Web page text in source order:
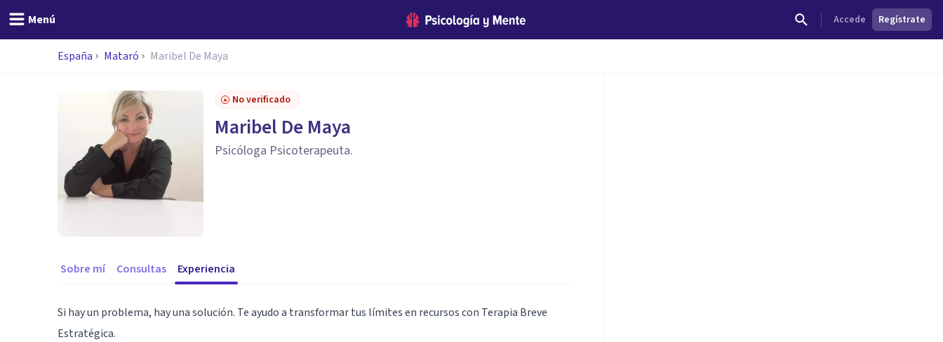
Menú Accede Regístrate
España Mataró Maribel De Maya
No verificado
Maribel De Maya
Psicóloga Psicoterapeuta.
Sobre mí Consultas Experiencia
Si hay un problema, hay una solución. Te ayudo a transformar tus límites en recursos con Terapia Breve
Estratégica.